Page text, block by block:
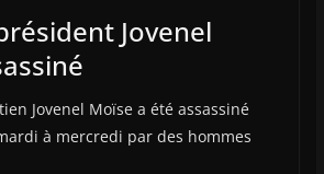
Jovenel
Jovenel Moïse a été assassiné
à mercredi par des hommes